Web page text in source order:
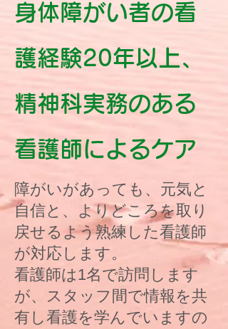
身体障がい者の看
護経験20年以上、
​精神科実務のある
看護師によるケア
障がいがあっても、元気と
自信と、よりどころを取り
戻せるよう熟練した看護師
が対応します。
​看護師は1名で訪問します
が、スタッフ間で情報を共
有し看護を学んでいますの